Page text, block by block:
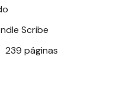
Scribe
impresión ‏ :239 páginas